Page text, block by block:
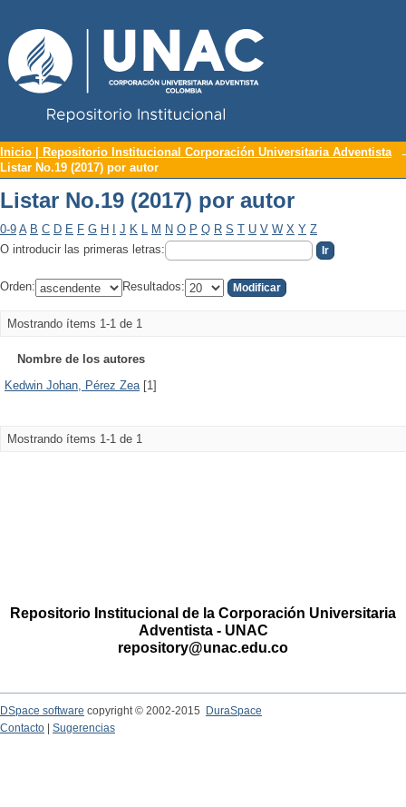
Listar No.19 (2017) por autor
Inicio | Repositorio Institucional Corporación Universitaria Adventista
Listar No.19 (2017) por autor
Listar No.19 (2017) por autor
0-9 A B C D E F G H J K L M N O P Q R S T U V W X Y Z
O introducir las primeras letras:
Orden: Resultados:
Mostrando ítems 1-1 de 1
Nombre de los autores
Kedwin Johan, Pérez Zea[1]
Mostrando ítems 1-1 de 1
Repositorio Institucional de la Corporación Universitaria
Adventista - UNAC
repository@unac.edu.co
DSpace software copyright © 2002-2015
DuraSpace
Contacto
Sugerencias